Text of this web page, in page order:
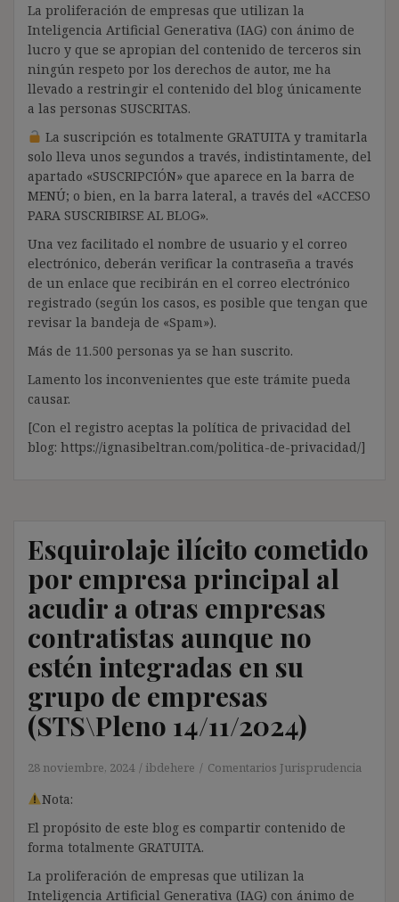
La proliferación de empresas que utilizan la
Inteligencia Artificial Generativa (IAG) con ánimo de
lucro y que se apropian del contenido de terceros sin
ningún respeto por los derechos de autor, me ha
llevado a restringir el contenido del blog únicamente
a las personas SUSCRITAS.
La suscripción es totalmente GRATUITA y tramitarla
solo lleva unos segundos a través, indistintamente, del
apartado «SUSCRIPCIÓN» que aparece en la barra de
MENÚ; o bien, en la barra lateral, a través del «ACCESO
PARA SUSCRIBIRSE AL BLOG».
Una vez facilitado el nombre de usuario y el correo
electrónico, deberán verificar la contraseña a través
de un enlace que recibirán en el correo electrónico
registrado (según los casos, es posible que tengan que
revisar la bandeja de «Spam»).
Más de 11.500 personas ya se han suscrito.
Lamento los inconvenientes que este trámite pueda
causar.
[Con el registro aceptas la política de privacidad del
blog: https://ignasibeltran.com/politica-de-privacidad/]
Esquirolaje ilícito cometido
por empresa principal al
acudir a otras empresas
contratistas aunque no
estén integradas en su
grupo de empresas
(STS\Pleno 14/11/2024)
28 noviembre, 2024 ibdehere Comentarios Jurisprudencia
Nota:
El propósito de este blog es compartir contenido de
forma totalmente GRATUITA.
La proliferación de empresas que utilizan la
Inteligencia Artificial Generativa (IAG) con ánimo de